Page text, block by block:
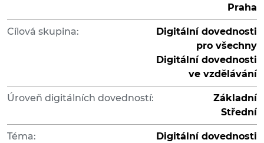
Praha
Cílová skupina:
Digitální dovednosti
pro všechny
Digitální dovednosti
ve vzdělávání
Úroveň digitálních dovedností:
Základní
Střední
Téma: Digitální dovednosti